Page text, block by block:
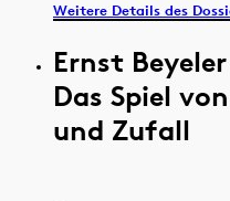
Weitere Details des
Ernst
Das Spiel
und Zufall